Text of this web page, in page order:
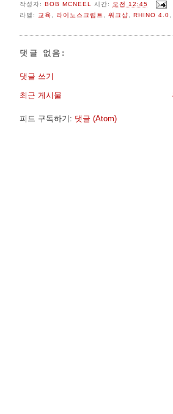
작성자: BOB MCNEEL 시간:
오전 12:45
라벨: 교육 라이노스크립트 워크샵 RHINO 4.0
댓글 없음:
댓글 쓰기
최근 게시물
피드 구독하기: 댓글 (Atom)